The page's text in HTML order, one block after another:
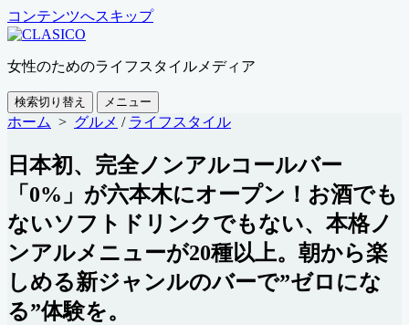
コンテンツへスキップ
女性のためのライフスタイルメディア
検索切り替え メニュー
ホーム > グルメ / ライフスタイル
日本初、完全ノンアルコールバー
「0%」が六本木にオープン！お酒でも
ないソフトドリンクでもない、本格ノ
ンアルメニューが20種以上。朝から楽
しめる新ジャンルのバーで”ゼロにな
る”体験を。